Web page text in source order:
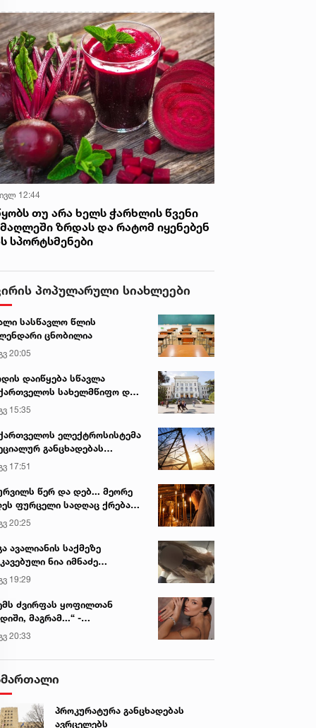
თავიანთი მიზნებისათვის
მაგრამ რაკი ეკა
თავისი ტრაგედია პოლიტიკური
საგნად არ აქცია და
ობიექტურად დაუფასა
შედეგები, პირველი
ჩასცეს გულში
ისარი ნანული ჟორჟოლიანის
12:44
თუ არა ხელს ჭარხლის წვენი
ზრდას და რატომ იყენებენ
სპორტსმენები
პოპულარული სიახლეები